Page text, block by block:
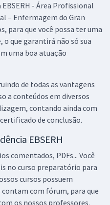
EBSERH - Área Profissional
– Enfermagem do Gran
para que você possa ter uma
que garantirá não só sua
uma boa atuação
de todas as vantagens
a conteúdos em diversos
contando ainda com
de conclusão.
EBSERH
comentados, PDFs... Você
no curso preparatório para
cursos possuem
com fórum, para que
os nossos professores.